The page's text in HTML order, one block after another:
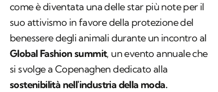
come è diventata una delle star più note per il
suo attivismo in favore della protezione del
benessere degli animali durante un incontro al
Global Fashion summit, un evento annuale che
si svolge a Copenaghen dedicato alla
sostenibilità nell'industria della moda.